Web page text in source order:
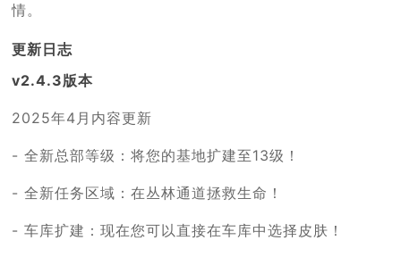
情。
更新日志
v2.4.3版本
2025年4月内容更新
- 全新总部等级：将您的基地扩建至13级！
- 全新任务区域：在丛林通道拯救生命！
- 车库扩建：现在您可以直接在车库中选择皮肤！